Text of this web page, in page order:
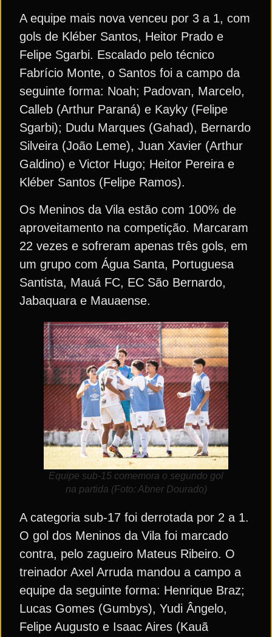
A equipe mais nova venceu por 3 a 1, com
gols de Kléber Santos, Heitor Prado e
Felipe Sgarbi. Escalado pelo técnico
Fabrício Monte, o Santos foi a campo da
seguinte forma: Noah; Padovan, Marcelo,
Calleb (Arthur Paraná) e Kayky (Felipe
Sgarbi); Dudu Marques (Gahad), Bernardo
Silveira (João Leme), Juan Xavier (Arthur
Galdino) e Victor Hugo; Heitor Pereira e
Kléber Santos (Felipe Ramos).
Os Meninos da Vila estão com 100% de
aproveitamento na competição. Marcaram
22 vezes e sofreram apenas três gols, em
um grupo com Água Santa, Portuguesa
Santista, Mauá FC, EC São Bernardo,
Jabaquara e Mauaense.
Equipe sub-15 comemora o segundo gol
na partida (Foto: Abner Dourado)
A categoria sub-17 foi derrotada por 2 a 1.
O gol dos Meninos da Vila foi marcado
contra, pelo zagueiro Mateus Ribeiro. O
treinador Axel Arruda mandou a campo a
equipe da seguinte forma: Henrique Braz;
Lucas Gomes (Gumbys), Yudi Ângelo,
Felipe Augusto e Isaac Aires (Kauã